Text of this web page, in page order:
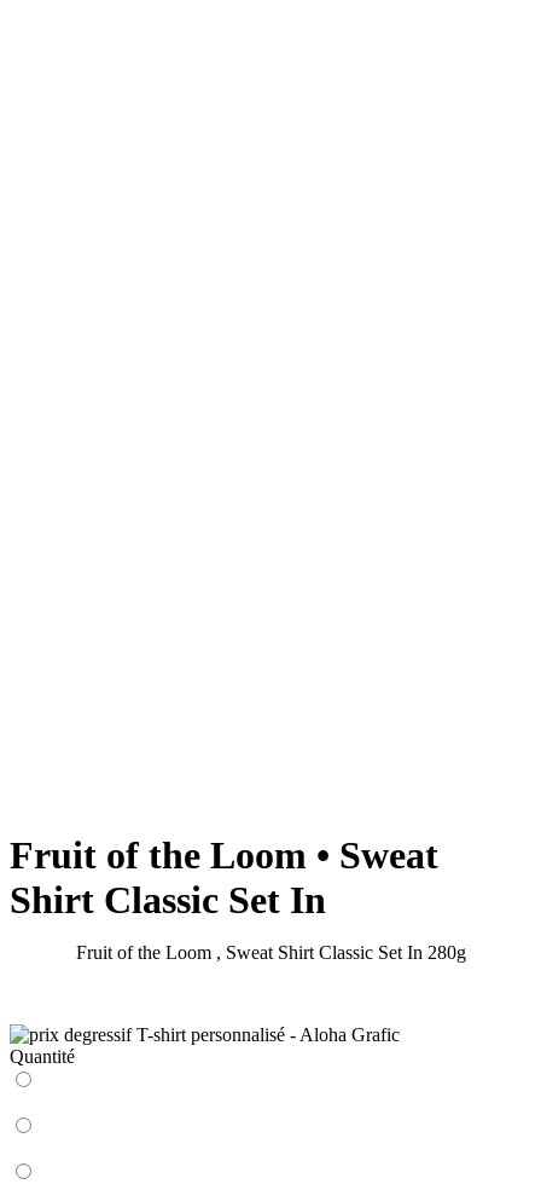
Fruit of the Loom • Sweat
Shirt Classic Set In
Fruit of the Loom , Sweat Shirt Classic Set In 280g
Quantité